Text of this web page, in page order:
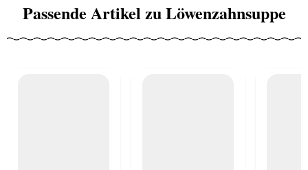
Passende Artikel zu Löwenzahnsuppe